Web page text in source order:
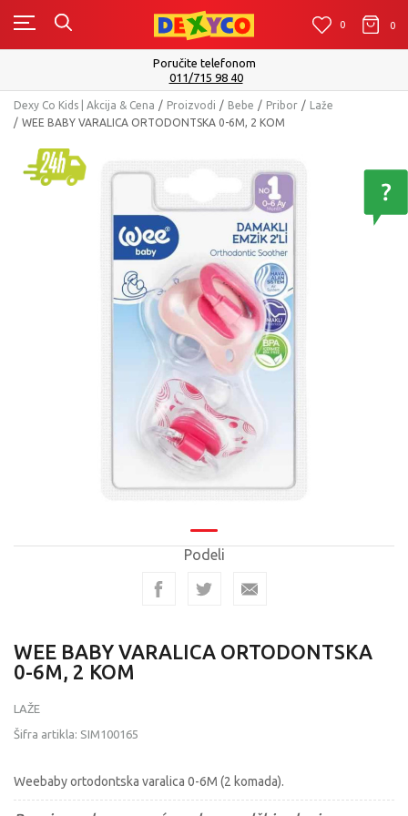
0 0 0
Poručite telefonom
011/715 98 40
Dexy Co Kids | Akcija & Cena Proizvodi Bebe Pribor
Laže
WEE BABY VARALICA ORTODONTSKA 0-6M, 2 KOM
Podeli
WEE BABY VARALICA ORTODONTSKA
0-6M, 2 KOM
LAŽE
Šifra artikla: SIM100165
Weebaby ortodontska varalica 0-6M (2 komada).